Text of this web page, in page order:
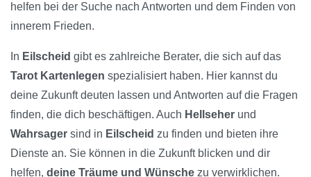
helfen bei der Suche nach Antworten und dem Finden von
innerem Frieden.
In Eilscheid gibt es zahlreiche Berater, die sich auf das
Tarot Kartenlegen spezialisiert haben. Hier kannst du
deine Zukunft deuten lassen und Antworten auf die Fragen
finden, die dich beschäftigen. Auch Hellseher und
Wahrsager sind in Eilscheid zu finden und bieten ihre
Dienste an. Sie können in die Zukunft blicken und dir
helfen, deine Träume und Wünsche zu verwirklichen.